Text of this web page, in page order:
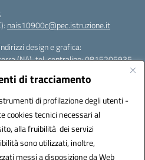
di tracciamento
di profilazione degli utenti -
cookies tecnici necessari al
alla fruibilità dei servizi
sono utilizzati, inoltre,
messi a disposizione da Web
nais10900c@pec.istruzione.it
design e grafica:
(NA), tel. centralino: 0815205935
(NA), tel/fax: 0818850905
tel: 08119660921
PEC: nais10900c@pec.istruzione.it |
Univoco ufficio: UFOYYV |